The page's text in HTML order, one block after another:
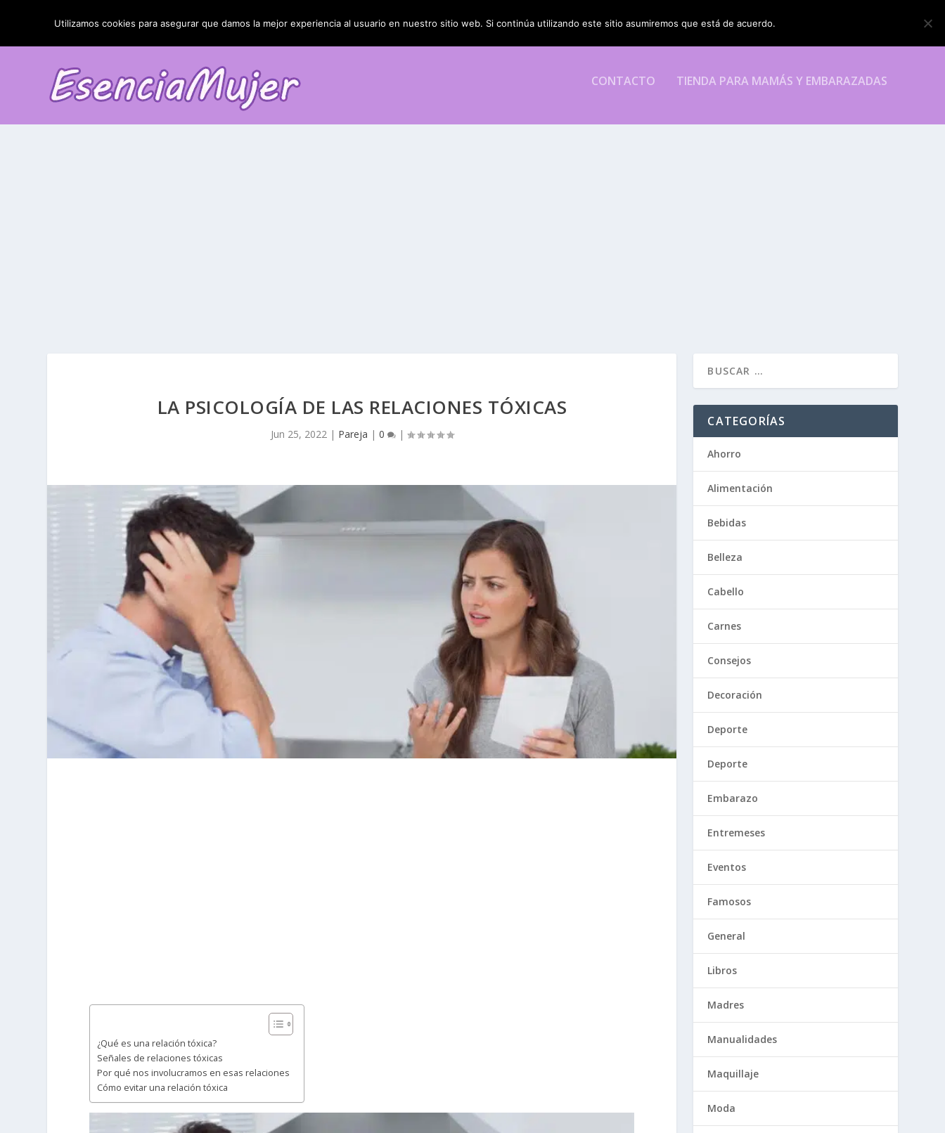
TENDENCIAS: La blefaroplastia y sus resultados
CONTACTO TIENDA PARA MAMÁS Y EMBARAZADAS
LA PSICOLOGÍA DE LAS RELACIONES TÓXICAS
Jun 25, 2022 | Pareja | 0 |
¿Qué es una relación tóxica?
Señales de relaciones tóxicas
Por qué nos involucramos en esas relaciones
Cómo evitar una relación tóxica
CATEGORÍAS
Ahorro
Alimentación
Bebidas
Belleza
Cabello
Carnes
Consejos
Decoración
Deporte
Deporte
Embarazo
Entremeses
Eventos
Famosos
General
Libros
Madres
Manualidades
Maquillaje
Moda
Utilizamos cookies para asegurar que damos la mejor experiencia al usuario en nuestro sitio web. Si continúa utilizando este sitio asumiremos que está de acuerdo.